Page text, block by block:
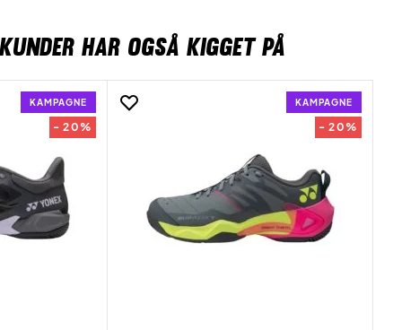
HAR OGSÅ KIGGET PÅ
KAMPAGNE
- 20%
KAMPAGNE
- 20%